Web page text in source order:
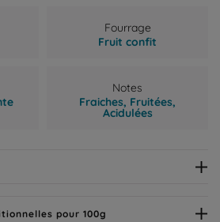
Fourrage
Fruit confit
Notes
Fraiches, Fruitées,
Acidulées
pour 100g